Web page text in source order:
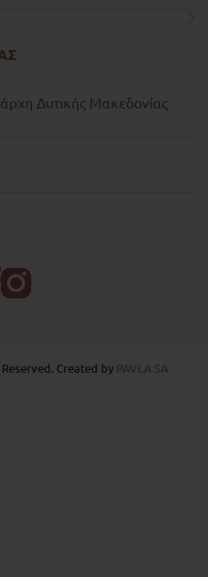
Δυτικής Μακεδονίας
Created by PAVLA SA